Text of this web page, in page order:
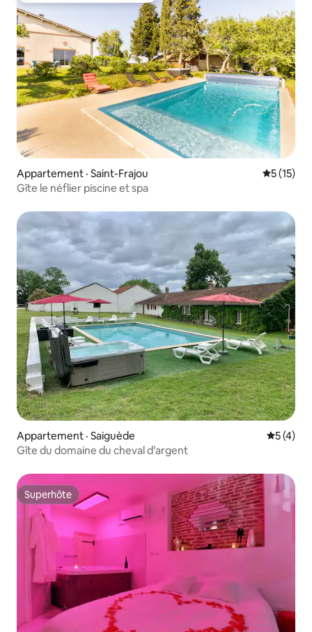
Appartement · Saint-Frajou Note
5 (15)
Gîte le néflier piscine et spa
Appartement · Saiguède Note
5 (4)
Gîte du domaine du cheval d’argent
Superhôte
Superhôte